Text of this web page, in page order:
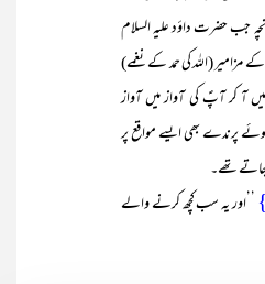
جب حضرت داؤد علیہ السلام
مزامیر (اللہ کی حمد کے نغمے)
آ کر آپؑ کی آواز میں آواز
پرندے بھی ایسے مواقع پر
تھے۔
’’اور یہ سب کچھ کرنے والے